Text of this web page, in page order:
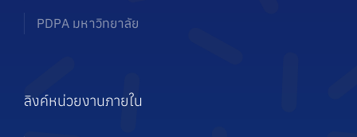
PDPA มหาวิทยาลัย
ลิงค์หน่วยงานภายใน